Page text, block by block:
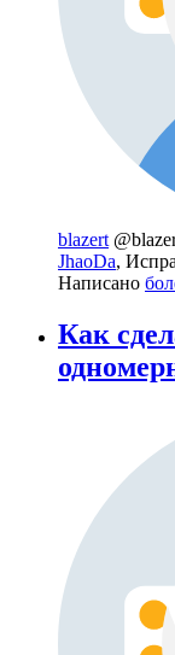
blazert
JhaoDa,
Написано
Как